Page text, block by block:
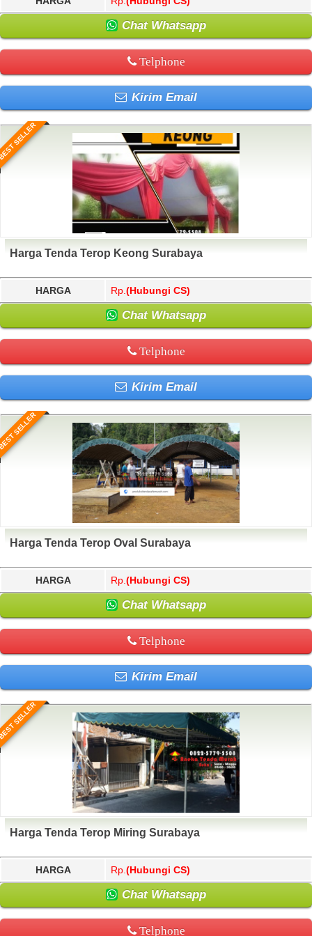
Chat Whatsapp
Telphone
Kirim Email
SELLER
Harga Tenda Terop Keong Surabaya
HARGA Rp. (Hubungi CS)
Chat Whatsapp
Telphone
Kirim Email
SELLER
Harga Tenda Terop Oval Surabaya
HARGA Rp. (Hubungi CS)
Chat Whatsapp
Telphone
Kirim Email
SELLER
Harga Tenda Terop Miring Surabaya
HARGA Rp. (Hubungi CS)
Chat Whatsapp
Telphone